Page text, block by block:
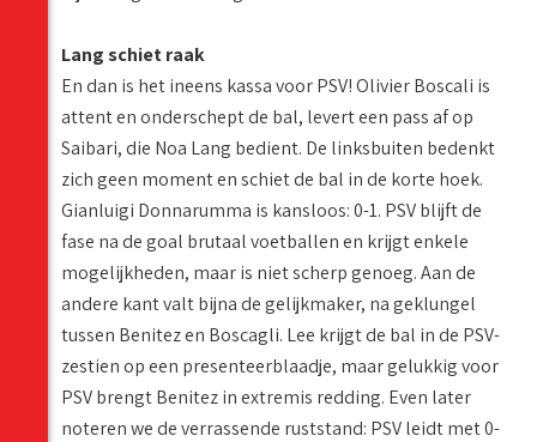
Lang schiet raak
En dan is het ineens kassa voor PSV! Olivier Boscali is
attent en onderschept de bal, levert een pass af op
Saibari, die Noa Lang bedient. De linksbuiten bedenkt
zich geen moment en schiet de bal in de korte hoek.
Gianluigi Donnarumma is kansloos: 0-1. PSV blijft de
fase na de goal brutaal voetballen en krijgt enkele
mogelijkheden, maar is niet scherp genoeg. Aan de
andere kant valt bijna de gelijkmaker, na geklungel
tussen Benitez en Boscagli. Lee krijgt de bal in de PSV-
zestien op een presenteerblaadje, maar gelukkig voor
PSV brengt Benitez in extremis redding. Even later
noteren we de verrassende ruststand: PSV leidt met 0-